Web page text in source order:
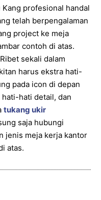
profesional handal
telah berpengalaman
project ke meja
contoh di atas.
sekali dalam
harus ekstra hati-
pada icon di depan
hati detail, dan
tukang ukir
saja hubungi
jenis meja kerja kantor
atas.